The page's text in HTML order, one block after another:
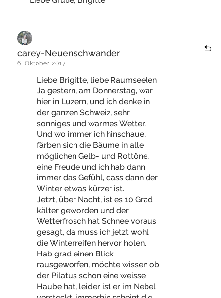
carey-Neuenschwander
6. Oktober 2017
Liebe Brigitte, liebe Raumseelen
Ja gestern, am Donnerstag, war
hier in Luzern, und ich denke in
der ganzen Schweiz, sehr
sonniges und warmes Wetter.
Und wo immer ich hinschaue,
färben sich die Bäume in alle
möglichen Gelb- und Rottöne,
eine Freude und ich hab dann
immer das Gefühl, dass dann der
Winter etwas kürzer ist.
Jetzt, über Nacht, ist es 10 Grad
kälter geworden und der
Wetterfrosch hat Schnee voraus
gesagt, da muss ich jetzt wohl
die Winterreifen hervor holen.
Hab grad einen Blick
rausgeworfen, möchte wissen ob
der Pilatus schon eine weisse
Haube hat, leider ist er im Nebel